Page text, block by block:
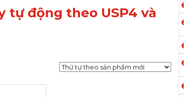
tự động theo USP4 và